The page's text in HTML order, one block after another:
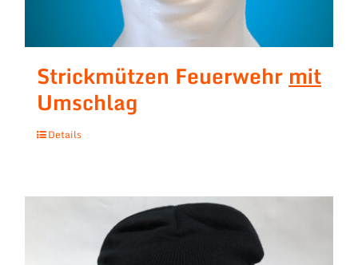
Strickmützen Feuerwehr mit
Umschlag
Details